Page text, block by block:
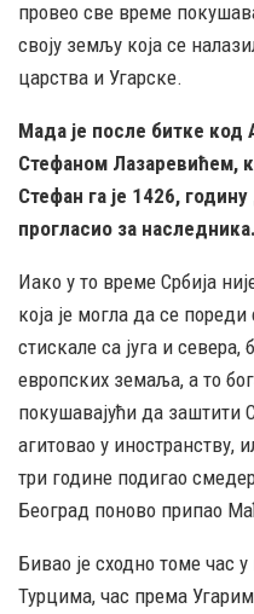
провео све време
своју земљу која се
царства и Угарске.
Мада је после битке код
Стефаном Лазаревићем,
Стефан га је 1426,
прогласио за наследника.
Иако у то време Србија
која је могла да се
стискале са југа и севера,
европских земаља, а то
покушавајући да заштити
агитовао у иностранству,
три године подигао
Београд поново припао
Бивао је сходно томе час
Турцима, час према